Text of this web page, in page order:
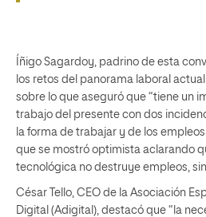
Íñigo Sagardoy, padrino de esta
los retos del panorama laboral
sobre lo que aseguró que “tiene un
trabajo del presente con dos
la forma de trabajar y de los
que se mostró optimista aclarando
tecnológica no destruye empleos,
César Tello, CEO de la Asociación
Digital (Adigital), destacó que “la